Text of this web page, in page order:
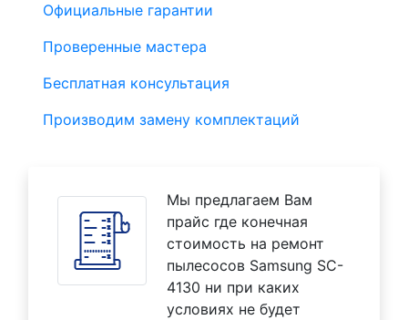
Официальные гарантии
Проверенные мастера
Бесплатная консультация
Производим замену комплектаций
Мы предлагаем Вам
прайс где конечная
стоимость на ремонт
пылесосов Samsung SC-
4130 ни при каких
условиях не будет